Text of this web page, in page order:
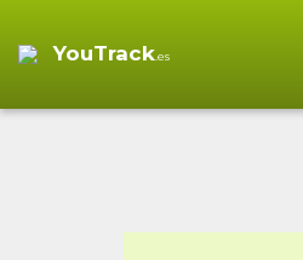
YouTrack.es